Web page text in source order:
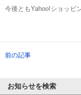
今後ともYahoo!ショッピ
前の記事
お知らせを検索